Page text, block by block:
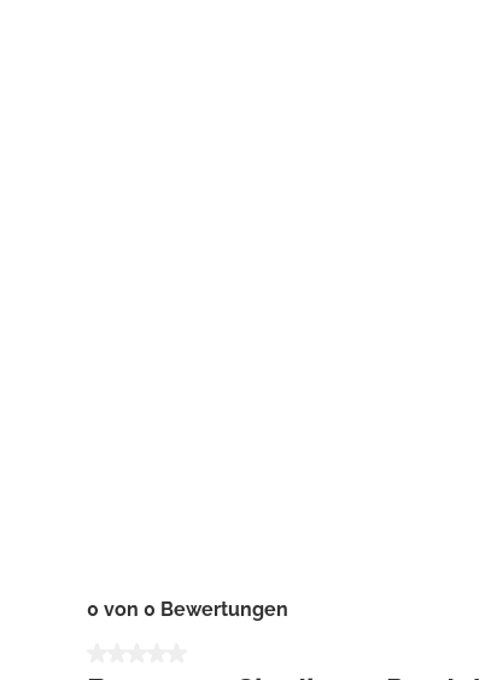
0 von 0 Bewertungen